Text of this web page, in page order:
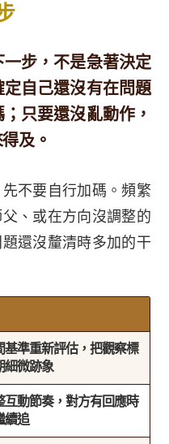
步，不是急著決定
自己還沒有在問題
只要還沒亂動作，
及。
不要自行加碼。頻繁
、或在方向沒調整的
還沒釐清時多加的干
基準重新評估，把觀察標
細微跡象
互動節奏，對方有回應時
續追